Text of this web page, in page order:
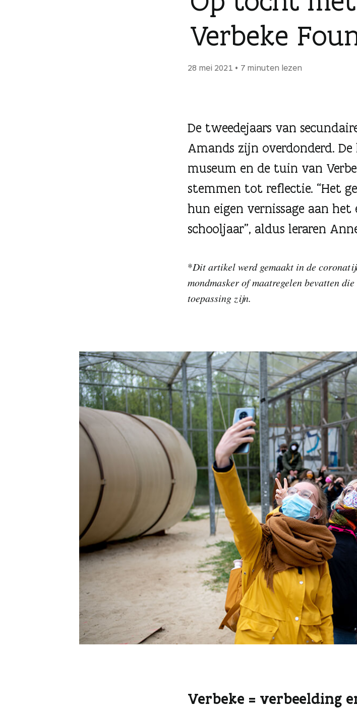
Verbeke
28 mei 2021 7 minuten lezen
De tweedejaars van
Amands zijn overdonderd.
museum en de tuin van
stemmen tot reflectie. “Het
hun eigen vernissage aan
schooljaar”, aldus leraren
*Dit artikel werd gemaakt in de
mondmasker of maatregelen bevatten
toepassing zijn.
Verbeke = verbeelding